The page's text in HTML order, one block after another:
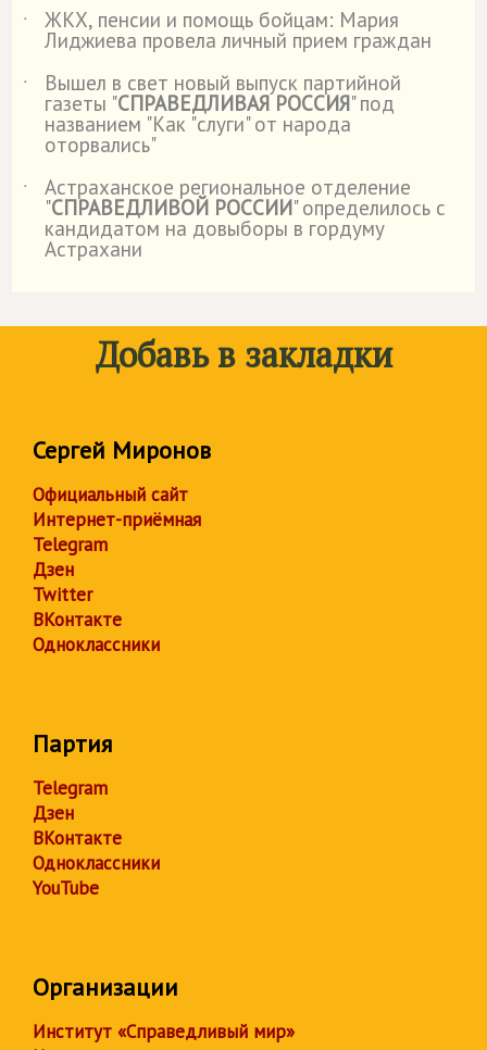
˙
ЖКХ, пенсии и помощь бойцам: Мария
Лиджиева провела личный прием граждан
˙
Вышел в свет новый выпуск партийной
газеты "СПРАВЕДЛИВАЯ РОССИЯ" под
названием "Как "слуги" от народа
оторвались"
˙
Астраханское региональное отделение
"СПРАВЕДЛИВОЙ РОССИИ" определилось с
кандидатом на довыборы в гордуму
Астрахани
Добавь в закладки
Сергей Миронов
Официальный сайт
Интернет-приёмная
Telegram
Дзен
Twitter
ВКонтакте
Одноклассники
Партия
Telegram
Дзен
ВКонтакте
Одноклассники
YouTube
Организации
Институт «Справедливый мир»